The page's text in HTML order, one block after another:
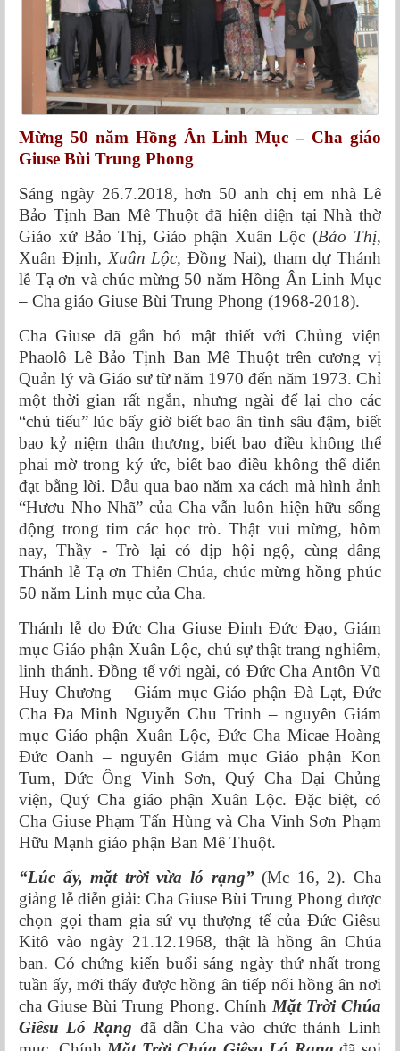
Mừng 50 năm Hồng Ân Linh Mục – Cha giáo
Giuse Bùi Trung Phong
Sáng ngày 26.7.2018, hơn 50 anh chị em nhà Lê
Bảo Tịnh Ban Mê Thuột đã hiện diện tại Nhà thờ
Giáo xứ Bảo Thị, Giáo phận Xuân Lộc (Bảo Thị,
Xuân Ðịnh,Xuân Lộc, Ðồng Nai), tham dự Thánh
lễ Tạ ơn và chúc mừng 50 năm Hồng Ân Linh Mục
– Cha giáo Giuse Bùi Trung Phong (1968-2018).
Cha Giuse đã gắn bó mật thiết với Chủng viện
Phaolô Lê Bảo Tịnh Ban Mê Thuột trên cương vị
Quản lý và Giáo sư từ năm 1970 đến năm 1973. Chỉ
một thời gian rất ngắn, nhưng ngài để lại cho các
“chú tiểu” lúc bấy giờ biết bao ân tình sâu đậm, biết
bao kỷ niệm thân thương, biết bao điều không thể
phai mờ trong ký ức, biết bao điều không thể diễn
đạt bằng lời. Dẫu qua bao năm xa cách mà hình ảnh
“Hươu Nho Nhã” của Cha vẫn luôn hiện hữu sống
động trong tim các học trò. Thật vui mừng, hôm
nay, Thầy - Trò lại có dịp hội ngộ, cùng dâng
Thánh lễ Tạ ơn Thiên Chúa, chúc mừng hồng phúc
50 năm Linh mục của Cha.
Thánh lễ do Đức Cha Giuse Đinh Đức Đạo, Giám
mục Giáo phận Xuân Lộc, chủ sự thật trang nghiêm,
linh thánh. Đồng tế với ngài, có Đức Cha Antôn Vũ
Huy Chương – Giám mục Giáo phận Đà Lạt, Đức
Cha Đa Minh Nguyễn Chu Trinh – nguyên Giám
mục Giáo phận Xuân Lộc, Đức Cha Micae Hoàng
Đức Oanh – nguyên Giám mục Giáo phận Kon
Tum, Đức Ông Vinh Sơn, Quý Cha Đại Chủng
viện, Quý Cha giáo phận Xuân Lộc. Đặc biệt, có
Cha Giuse Phạm Tấn Hùng và Cha Vinh Sơn Phạm
Hữu Mạnh giáo phận Ban Mê Thuột.
“Lúc ấy, mặt trời vừa ló rạng”(Mc 16, 2). Cha
giảng lễ diễn giải: Cha Giuse Bùi Trung Phong được
chọn gọi tham gia sứ vụ thượng tế của Đức Giêsu
Kitô vào ngày 21.12.1968, thật là hồng ân Chúa
ban. Có chứng kiến buổi sáng ngày thứ nhất trong
tuần ấy, mới thấy được hồng ân tiếp nối hồng ân nơi
cha Giuse Bùi Trung Phong. ChínhMặt Trời Chúa
Giêsu Ló Rạng đã dẫn Cha vào chức thánh Linh